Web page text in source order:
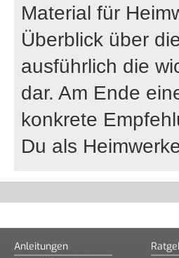
Material für
Überblick über
ausführlich die
dar. Am Ende
konkrete
Du als
Anleitungen